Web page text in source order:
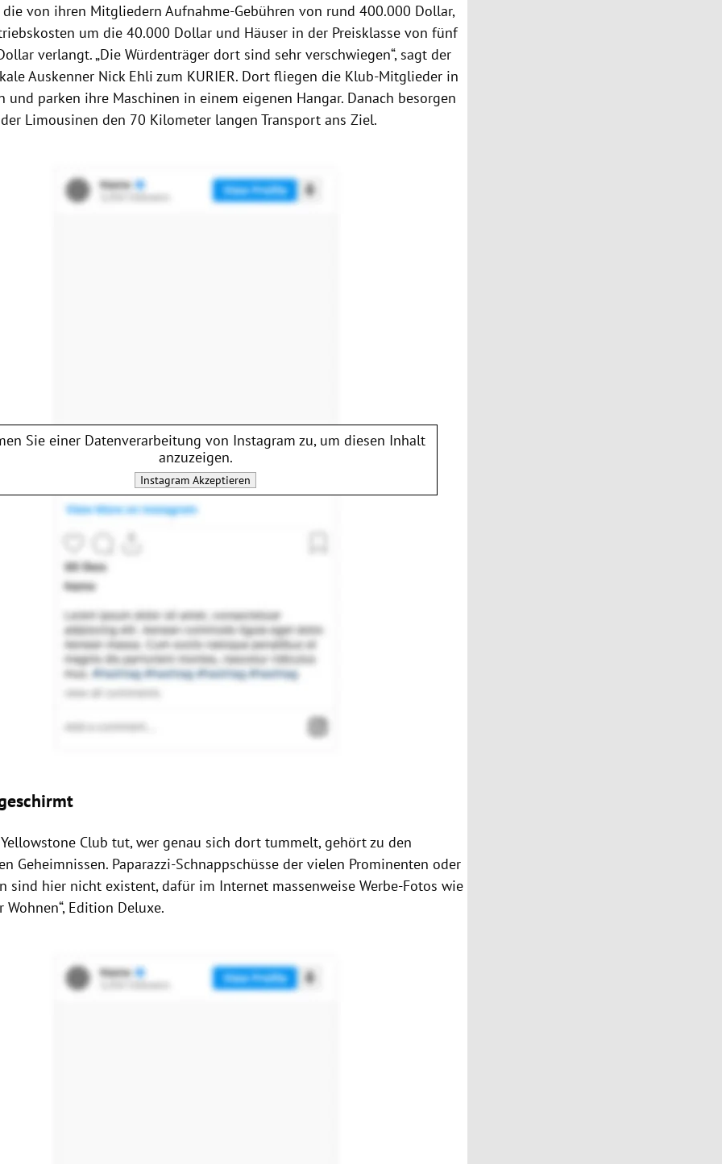
die von ihren Mitgliedern Aufnahme-Gebühren von rund 400.000 Dollar,
um die 40.000 Dollar und Häuser in der Preisklasse von fünf
verlangt. „Die Würdenträger dort sind sehr verschwiegen“, sagt der
Auskenner Nick Ehli zum KURIER. Dort fliegen die Klub-Mitglieder in
und parken ihre Maschinen in einem eigenen Hangar. Danach besorgen
Limousinen den 70 Kilometer langenTransport ans Ziel.
Sie einer Datenverarbeitung von Instagram zu, um diesen Inhalt
anzuzeigen.
Instagram Akzeptieren
Club tut, wer genau sich dort tummelt, gehört zu den
Geheimnissen. Paparazzi-Schnappschüsse der vielen Prominenten oder
sind hier nicht existent, dafür im Internet massenweise Werbe-Fotos wie
Wohnen“, Edition Deluxe.